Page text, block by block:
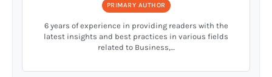
PRIMARY AUTHOR
6 years of experience in providing readers with the
latest insights and best practices in various fields
related to Business,…